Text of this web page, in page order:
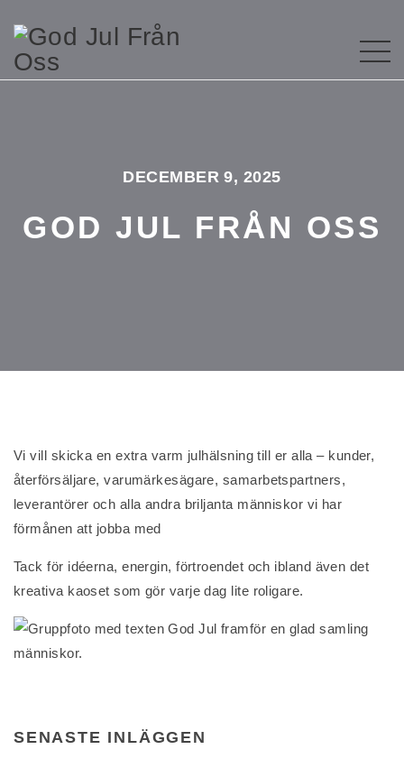
DECEMBER 9, 2025
GOD JUL FRÅN OSS
Vi vill skicka en extra varm julhälsning till er alla – kunder,
återförsäljare, varumärkesägare, samarbetspartners,
leverantörer och alla andra briljanta människor vi har
förmånen att jobba med
Tack för idéerna, energin, förtroendet och ibland även det
kreativa kaoset som gör varje dag lite roligare.
SENASTE INLÄGGEN